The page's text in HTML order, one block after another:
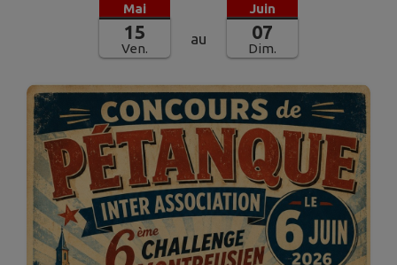
Mai
15
Ven.
au
Juin
07
Dim.